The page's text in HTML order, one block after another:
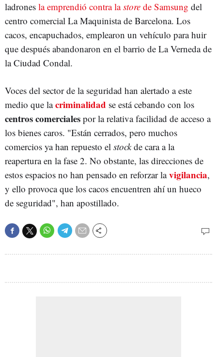
ladrones la emprendió contra lastore de Samsung del
centro comercial La Maquinista de Barcelona. Los
cacos, encapuchados, emplearon un vehículo para huir
que después abandonaron en el barrio de La Verneda de
la Ciudad Condal.
Voces del sector de la seguridad han alertado a este
medio que lacriminalidad se está cebando con los
centros comerciales por la relativa facilidad de acceso a
los bienes caros. "Están cerrados, pero muchos
comercios ya han repuesto el stockde cara a la
reapertura en la fase 2. No obstante, las direcciones de
estos espacios no han pensado en reforzar lavigilancia,
y ello provoca que los cacos encuentren ahí un hueco
de seguridad", han apostillado.